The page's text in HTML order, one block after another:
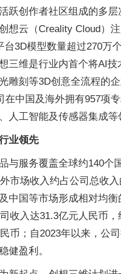
跃创作者社区组成的多层
想云（Creality Cloud）
台3D模型数量超过270万
三维是行业内首个将AI技
雕刻等3D创意全流程的
在中国及海外拥有957项
人工智能及传感器集成等
业领先
与服务覆盖全球约140个
市场收入约占公司总收入
中国等市场形成相对均衡
收入达31.3亿元人民币，
币；自2023年以来，公
健盈利。